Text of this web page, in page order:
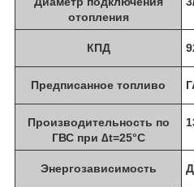
отопления
КПД
Предписанное топливо
Производительность по
ГВС при ∆t=25°C
Энергозависимость